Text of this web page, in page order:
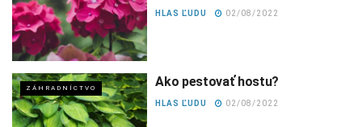
HLAS ĽUDU 02/08/2022
ZÁHRADNÍCTVO Ako pestovať hostu?
HLAS ĽUDU 02/08/2022